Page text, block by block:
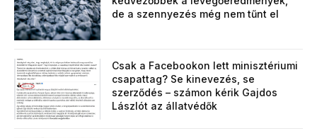
de a szennyezés még nem tűnt el
Csak a Facebookon lett minisztériumi
csapattag? Se kinevezés, se
szerződés – számon kérik Gajdos
Lászlót az állatvédők